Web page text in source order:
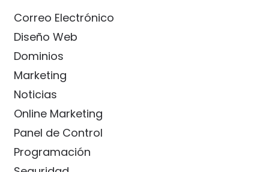
Correo Electrónico
Diseño Web
Dominios
Marketing
Noticias
Online Marketing
Panel de Control
Programación